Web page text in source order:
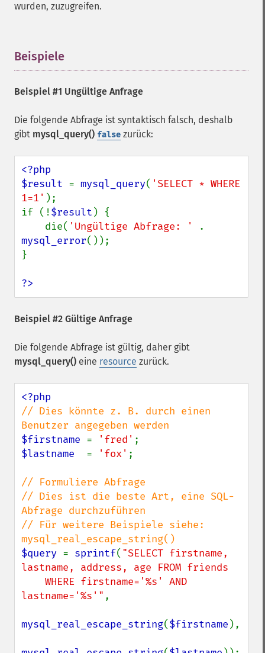
wurden, zuzugreifen.
Beispiele
Beispiel #1 Ungültige Anfrage
Die folgende Abfrage ist syntaktisch falsch, deshalb
gibt mysql_query() false zurück:
<?php
$result = mysql_query( 'SELECT * WHERE
1=1' );
if (!$result ) {
    die(
'Ungültige Abfrage: '
mysql_error());
}
?>
Beispiel #2 Gültige Anfrage
Die folgende Abfrage ist gültig, daher gibt
mysql_query() eine resource zurück.
// Dies könnte z. B. durch einen
$firstname = 'fred'
$lastname = 'fox' ;
// Formuliere Abfrage
// Dies ist die beste Art, eine SQL-
Abfrage durchzuführen
// Für weitere Beispiele siehe:
$query = sprintf( "SELECT firstname,
lastname, address, age FROM friends
lastname='%s'" ,
mysql_real_escape_string($firstname ),